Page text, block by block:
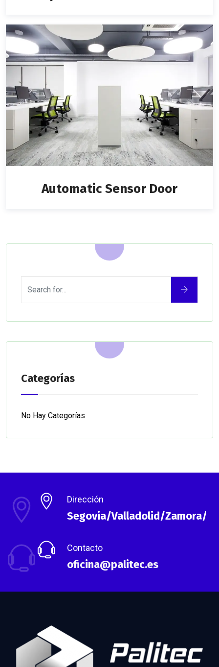
Automatic Sensor Door
Categorías
No Hay Categorías
Dirección
Segovia/Valladolid/Zamora/
Contacto
oficina@palitec.es